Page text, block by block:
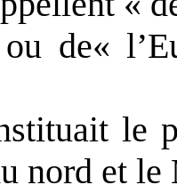
de«
le
nord et le